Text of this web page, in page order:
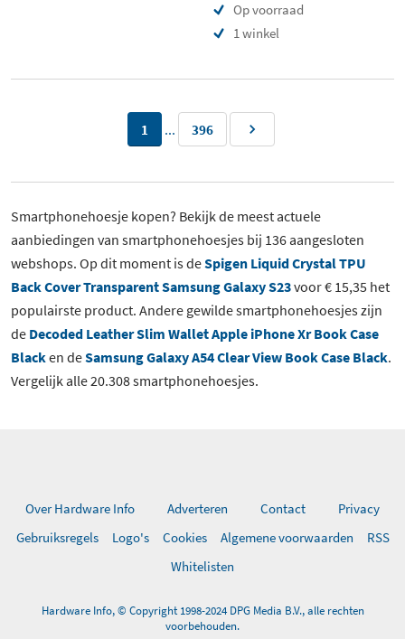
Op voorraad
1 winkel
1 ... 396
Smartphonehoesje kopen? Bekijk de meest actuele
aanbiedingen van smartphonehoesjes bij 136 aangesloten
webshops. Op dit moment is deSpigen Liquid Crystal TPU
Back Cover Transparent Samsung Galaxy S23voor € 15,35 het
populairste product. Andere gewilde smartphonehoesjes zijn
de Decoded Leather Slim Wallet Apple iPhone Xr Book Case
Blacken deSamsung Galaxy A54 Clear View Book Case Black.
Vergelijk alle 20.308 smartphonehoesjes.
Over Hardware Info Adverteren Contact
Privacy
Gebruiksregels
Logo's Cookies Algemene voorwaarden
RSS
Whitelisten
Hardware Info, © Copyright 1998-2024 DPG Media B.V., alle rechten
voorbehouden.